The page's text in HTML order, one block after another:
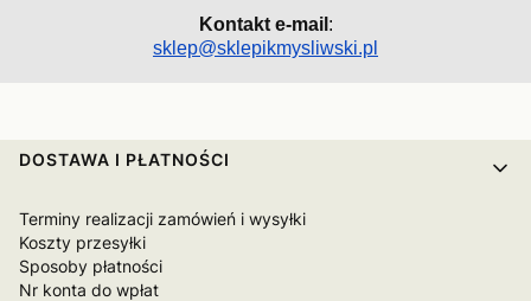
Kontakt e-mail :
sklep@sklepikmysliwski.pl
Linki w stopce
DOSTAWA I PŁATNOŚCI
Terminy realizacji zamówień i wysyłki
Koszty przesyłki
Sposoby płatności
Nr konta do wpłat